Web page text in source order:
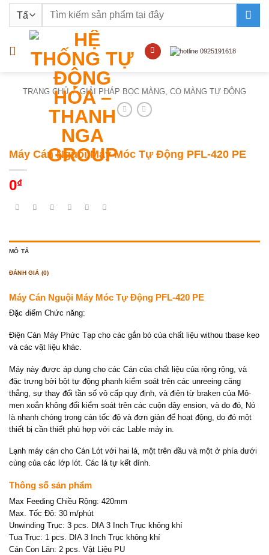
nội
Tìm
TRANG CHỦ / GIẢI PHÁP BỌC MÀNG, CO MÀNG TỰ ĐỘNG
Máy Cán Nguội Máy Móc Tự Động PFL-420 PE
0₫
MÔ TẢ
ĐÁNH GIÁ (0)
Máy Cán Nguội Máy Móc Tự Động PFL-420 PE
Đặc điểm Chức năng:
Điện Cán Máy Phức Tạp cho các gắn bó của chất liệu withou tbase keo
và các vật liệu khác.
Máy này được áp dụng cho các Cán của chất liệu của rộng rộng, và
đặc trưng bởi bột tự động phanh kiểm soát trên các unreeing căng
thẳng, sự thay đổi tần số vô cấp quy định, và điện từ braken của Mô-
men xoắn không đổi kiểm soát trên các cuộn dây ension, và do đó, Nó
là nhanh chóng trong cán tốc độ và đơn giản để hoạt động, do đó một
thiết bị cần thiết phù hợp với các Lable máy in.
Lạnh máy cán cho Cán Lót với hai lá, một trên đầu và một ở phía dưới
cùng của các lớp lót. Các lá tự kết dính.
Thông số sản phẩm
Max Feeding Chiều Rộng: 420mm
Max. Tốc Độ: 30 m/phút
Unwinding Trục: 3 pcs. DIA 3 Inch Trục không khí
Tua Trục: 1 pcs. DIA 3 Inch Trục không khí
Cán Con Lăn: 2 pcs. Vật Liệu PU